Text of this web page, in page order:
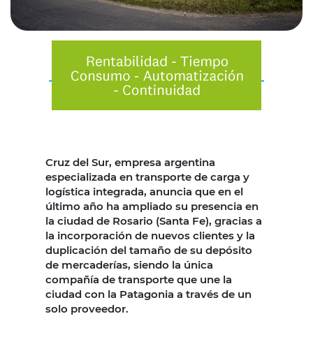
Cruz del Sur, empresa argentina
especializada en transporte de carga y
logística integrada, anuncia que en el
último año ha ampliado su presencia en
la ciudad de Rosario (Santa Fe), gracias a
la incorporación de nuevos clientes y la
duplicación del tamaño de su depósito
de mercaderías, siendo la única
compañía de transporte que une la
ciudad con la Patagonia a través de un
solo proveedor.